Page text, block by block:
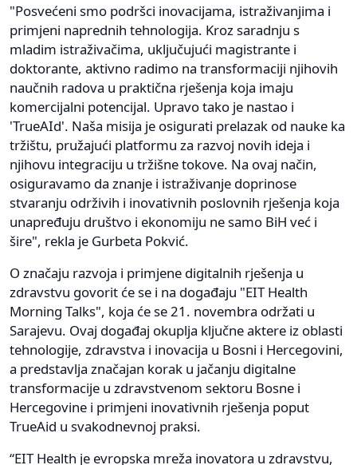
"Posvećeni smo podršci inovacijama, istraživanjima i
primjeni naprednih tehnologija. Kroz saradnju s
mladim istraživačima, uključujući magistrante i
doktorante, aktivno radimo na transformaciji njihovih
naučnih radova u praktična rješenja koja imaju
komercijalni potencijal. Upravo tako je nastao i
'TrueAId'. Naša misija je osigurati prelazak od nauke ka
tržištu, pružajući platformu za razvoj novih ideja i
njihovu integraciju u tržišne tokove. Na ovaj način,
osiguravamo da znanje i istraživanje doprinose
stvaranju održivih i inovativnih poslovnih rješenja koja
unapređuju društvo i ekonomiju ne samo BiH već i
šire", rekla je Gurbeta Pokvić.
O značaju razvoja i primjene digitalnih rješenja u
zdravstvu govorit će se i na događaju "EIT Health
Morning Talks", koja će se 21. novembra održati u
Sarajevu. Ovaj događaj okuplja ključne aktere iz oblasti
tehnologije, zdravstva i inovacija u Bosni i Hercegovini,
a predstavlja značajan korak u jačanju digitalne
transformacije u zdravstvenom sektoru Bosne i
Hercegovine i primjeni inovativnih rješenja poput
TrueAid u svakodnevnoj praksi.
“EIT Health je evropska mreža inovatora u zdravstvu,